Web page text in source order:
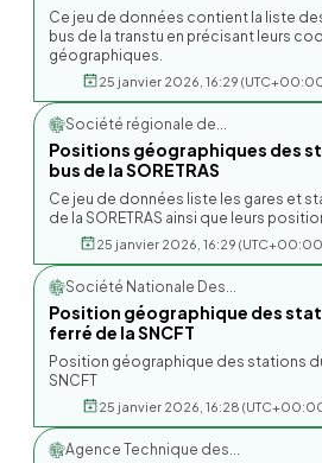
Ce jeu de données contient la liste
bus de la transtu en précisant leurs
géographiques.
25 janvier 2026, 16:29
Société régionale de...
Positions géographiques des
bus de la SORETRAS
Ce jeu de données liste les gares et
de la SORETRAS ainsi que leurs
25 janvier 2026, 16:29
Société Nationale Des...
Position géographique des
ferré de la SNCFT
Position géographique des stations
SNCFT
25 janvier 2026, 16:28
Agence Technique des...